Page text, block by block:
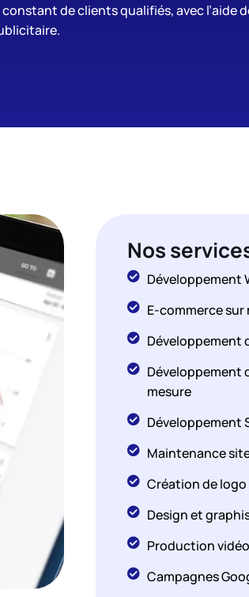
de clients qualifiés, avec l’aide
Nos
Développement
E-commerce sur
Développement
Développement
mesure
Développement
Maintenance
Création de
Design et
Production
Campagnes